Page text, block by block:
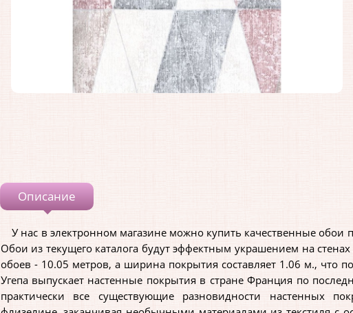
Описание
У нас в электронном магазине можно купить качественные
Обои из текущего каталога будут эффектным украшением на
обоев - 10.05 метров, а ширина покрытия составляет 1.06 м., что
Угепа выпускает настенные покрытия в стране Франция по
практически все существующие разновидности настенных